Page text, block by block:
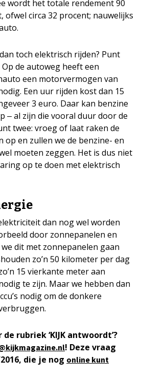
wordt het totale rendement 90
ofwel circa 32 procent; nauwelijks
toch elektrisch rijden? Punt
de autoweg heeft een
een motorvermogen van
Een uur rijden kost dan 15
3 euro. Daar kan benzine
‒ al zijn die vooral duur door de
twee: vroeg of laat raken de
en zullen we de benzine- en
moeten zeggen. Het is dus niet
op te doen met elektrisch
dan nog wel worden
door zonnepanelen en
dit met zonnepanelen gaan
zo’n 50 kilometer per dag
15 vierkante meter aan
te zijn. Maar we hebben dan
nodig om de donkere
rubriek ‘KIJK antwoordt’?
! Deze vraag
die je nog online kunt